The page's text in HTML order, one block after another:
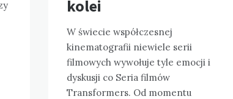
kolei
W świecie współczesnej
kinematografii niewiele serii
filmowych wywołuje tyle emocji i
dyskusji co Seria filmów
Transformers. Od momentu